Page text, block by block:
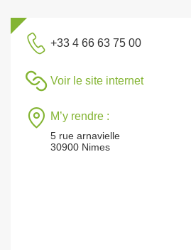
+33 4 66 63 75 00
Voir le site internet
M’y rendre :
5 rue arnavielle
30900 Nimes